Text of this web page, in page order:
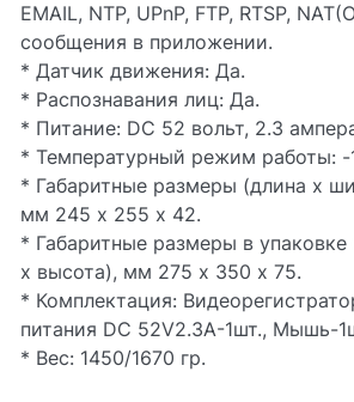
EMAIL, NTP, UPnP, FTP, RTSP,
сообщения в приложении.
* Датчик движения: Да.
* Распознавания лиц: Да.
* Питание: DC 52 вольт, 2.3
* Температурный режим работы:
* Габаритные размеры (длина х
мм 245 х 255 х 42.
* Габаритные размеры в
х высота), мм 275 х 350 х 75.
* Комплектация:
питания DC 52V2.3A-1шт., Мышь-
* Вес: 1450/1670 гр.